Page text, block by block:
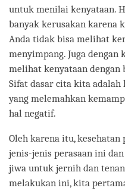
untuk menilai kenyataan.
banyak kerusakan karena
Anda tidak bisa melihat
menyimpang. Juga
melihat kenyataan dengan
Sifat dasar cita kita adalah
yang melemahkan
hal negatif.
Oleh karena itu, kesehatan
jenis-jenis perasaan ini
jiwa untuk jernih dan
melakukan ini, kita